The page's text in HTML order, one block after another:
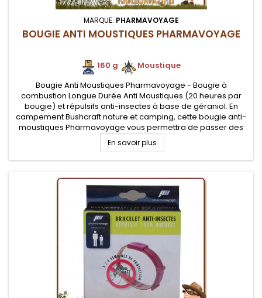
MARQUE: PHARMAVOYAGE
BOUGIE ANTI MOUSTIQUES PHARMAVOYAGE
160 g
Moustique
Bougie Anti Moustiques Pharmavoyage - Bougie à
combustion Longue Durée Anti Moustiques (20 heures par
bougie) et répulsifs anti-insectes à base de géraniol. En
campement Bushcraft nature et camping, cette bougie anti-
moustiques Pharmavoyage vous permettra de passer des
soirées sereines
En savoir plus